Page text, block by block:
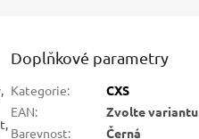
Doplňkové parametry
Kategorie:
CXS
EAN:
Zvolte variantu
Barevnost:
Černá